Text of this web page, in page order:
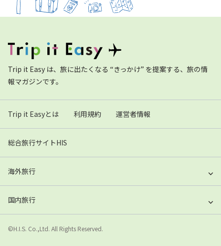
Trip it Easy は、旅に出たくなる “きっかけ” を提案する、旅の情
報マガジンです。
Trip it Easyとは 利用規約 運営者情報
総合旅行サイトHIS
海外旅行
国内旅行
©H.I.S. Co.,Ltd. All Rights Reserved.